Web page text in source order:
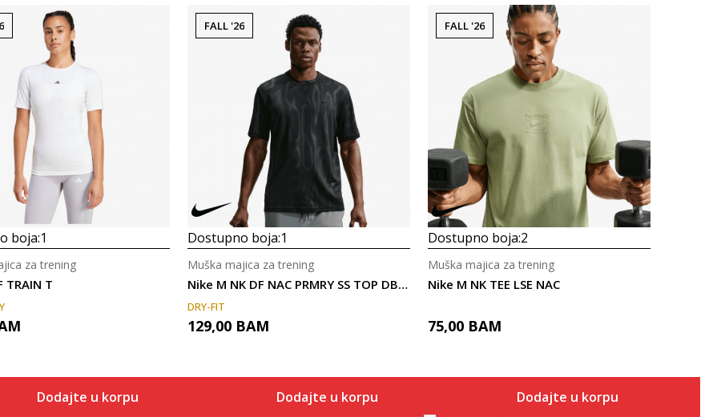
Uporedi
boja:1
TRAIN T
za trening
Dodajte u korpu
Uporedi
FALL '26
Dostupno boja:1
Nike M NK DF NAC PRMRY SS TOP DBOSS
Muška majica za trening
DRY-FIT
129,00 BAM
Dodajte u korpu
Uporedi
FALL '26
Dostupno boja:2
Nike M NK TEE LSE NAC
Muška majica za trening
75,00 BAM
Dodajte u korpu